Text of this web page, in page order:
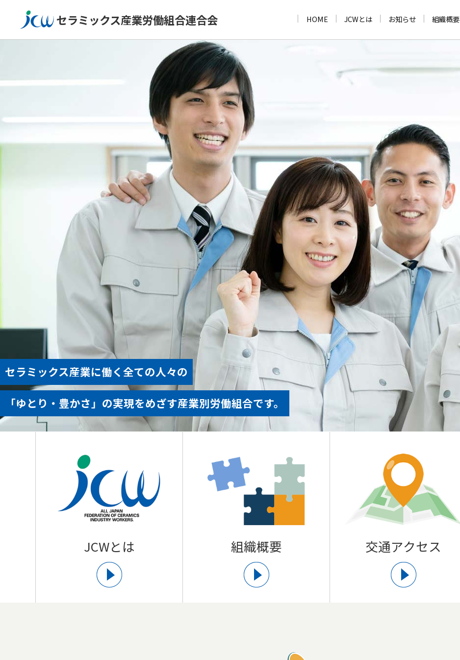
セラミックス産業労働組合連合会 HOME JCWとは お知らせ 組織概要
セラミックス産業に働く全ての人々の
「ゆとり・豊かさ」の実現をめざす産業別労働組合です。
JCWとは 組織概要 交通アクセス